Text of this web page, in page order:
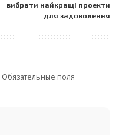
вибрати найкращі проекти
для задоволення
Обязательные поля